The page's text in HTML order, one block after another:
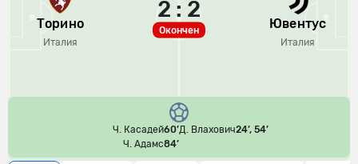
Торино
Италия
Окончен
2 : 2
Ювентус
Италия
Ч. Касадей60’
Ч. Адамс84’
Д. Влахович24’, 54’